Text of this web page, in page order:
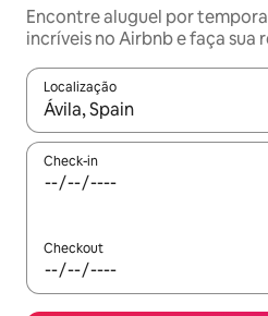
Encontre aluguel por
incríveis no Airbnb e faça sua
Localização
Quando os resultados
Check-in
Checkout